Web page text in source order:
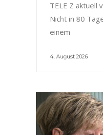
TELE Z aktuell
Nicht in 80
einem
4. August 2026